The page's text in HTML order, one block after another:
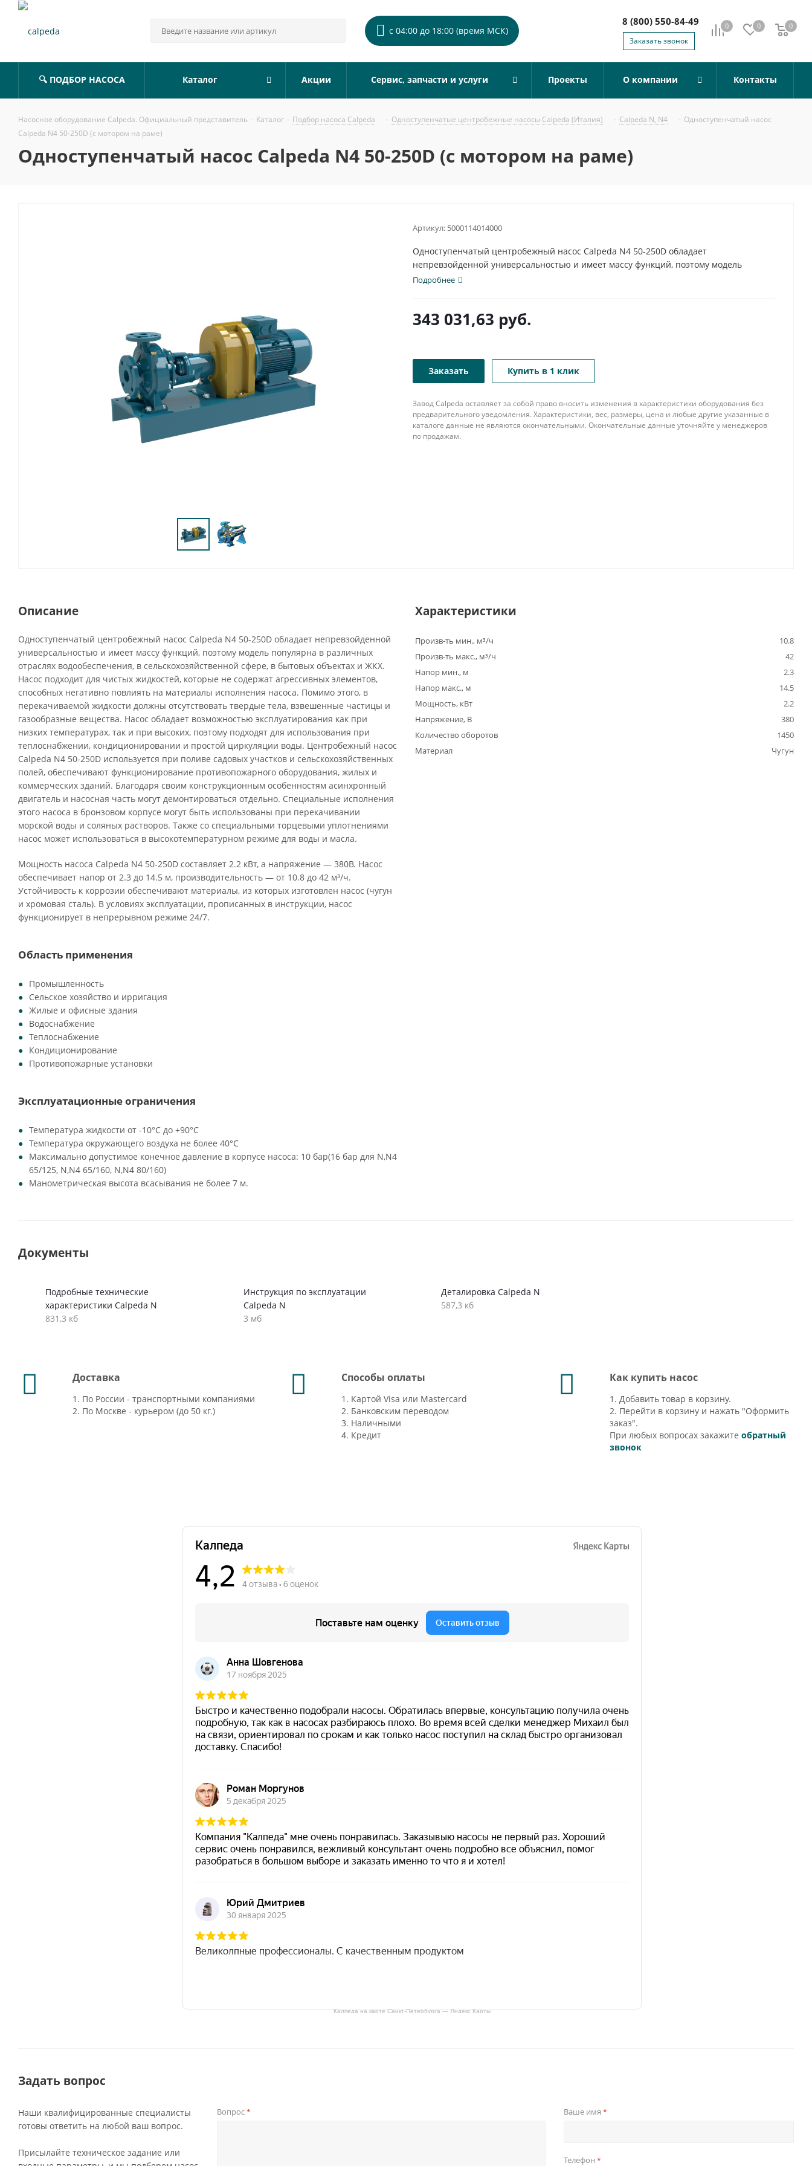
с 04:00 до 18:00 (время МСК) 0 0 0
0
8 (800) 550-84-49
Заказать звонок
🔍 ПОДБОР НАСОСА Каталог Акции Сервис, запчасти и услуги Проекты О компании Контакты
Насосное оборудование Calpeda. Официальный представитель - Каталог - Подбор насоса Calpeda - Одноступенчатые центробежные насосы Calpeda (Италия) - Calpeda N, N4 - Одноступенчатый насос
Calpeda N4 50-250D (с мотором на раме)
Одноступенчатый насос Calpeda N4 50-250D (с мотором на раме)
Артикул: 5000114014000
Одноступенчатый центробежный насос Calpeda N4 50-250D обладает
непревзойденной универсальностью и имеет массу функций, поэтому модель
популярна в различных...
Подробнее
343 031,63 руб.
Заказать Купить в 1 клик
Завод Calpeda оставляет за собой право вносить изменения в характеристики оборудования без
предварительного уведомления. Характеристики, вес, размеры, цена и любые другие указанные в
каталоге данные не являются окончательными. Окончательные данные уточняйте у менеджеров
по продажам.
Описание
Одноступенчатый центробежный насос Calpeda N4 50-250D обладает непревзойденной
универсальностью и имеет массу функций, поэтому модель популярна в различных
отраслях водообеспечения, в сельскохозяйственной сфере, в бытовых объектах и ЖКХ.
Насос подходит для чистых жидкостей, которые не содержат агрессивных элементов,
способных негативно повлиять на материалы исполнения насоса. Помимо этого, в
перекачиваемой жидкости должны отсутствовать твердые тела, взвешенные частицы и
газообразные вещества. Насос обладает возможностью эксплуатирования как при
низких температурах, так и при высоких, поэтому подходят для использования при
теплоснабжении, кондиционировании и простой циркуляции воды. Центробежный насос
Calpeda N4 50-250D используется при поливе садовых участков и сельскохозяйственных
полей, обеспечивают функционирование противопожарного оборудования, жилых и
коммерческих зданий. Благодаря своим конструкционным особенностям асинхронный
двигатель и насосная часть могут демонтироваться отдельно. Специальные исполнения
этого насоса в бронзовом корпусе могут быть использованы при перекачивании
морской воды и соляных растворов. Также со специальными торцевыми уплотнениями
насос может использоваться в высокотемпературном режиме для воды и масла.
Мощность насоса Calpeda N4 50-250D составляет 2.2 кВт, а напряжение — 380В. Насос
обеспечивает напор от 2.3 до 14.5 м, производительность — от 10.8 до 42 м³/ч.
Устойчивость к коррозии обеспечивают материалы, из которых изготовлен насос (чугун
и хромовая сталь). В условиях эксплуатации, прописанных в инструкции, насос
функционирует в непрерывном режиме 24/7.
Область применения
Промышленность
Сельское хозяйство и ирригация
Жилые и офисные здания
Водоснабжение
Теплоснабжение
Кондиционирование
Противопожарные установки
Эксплуатационные ограничения
Температура жидкости от -10°C до +90°C
Температура окружающего воздуха не более 40°C
Максимально допустимое конечное давление в корпусе насоса: 10 бар(16 бар для N,N4
65/125, N,N4 65/160, N,N4 80/160)
Манометрическая высота всасывания не более 7 м.
Характеристики
Произв-ть мин., м³/ч
10.8
Произв-ть макс., м³/ч
42
Напор мин., м
2.3
Напор макс., м
14.5
Мощность, кВт
2.2
Напряжение, В
380
Количество оборотов
1450
Материал
Чугун
Документы
Подробные технические
характеристики Calpeda N
831,3 кб
Инструкция по эксплуатации
Calpeda N
3 мб
Деталировка Calpeda N
587,3 кб
Доставка
1. По России - транспортными компаниями
2. По Москве - курьером (до 50 кг.)
Способы оплаты
1. Картой Visa или Mastercard
2. Банковским переводом
3. Наличными
4. Кредит
Как купить насос
1. Добавить товар в корзину.
2. Перейти в корзину и нажать "Оформить
заказ".
При любых вопросах закажитеобратный
звонок
Калпеда на карте Санкт‑Петербурга — Яндекс Карты
Задать вопрос
Наши квалифицированные специалисты
готовы ответить на любой ваш вопрос.
Присылайте техническое задание или
Вопрос* Ваше имя*
Телефон*